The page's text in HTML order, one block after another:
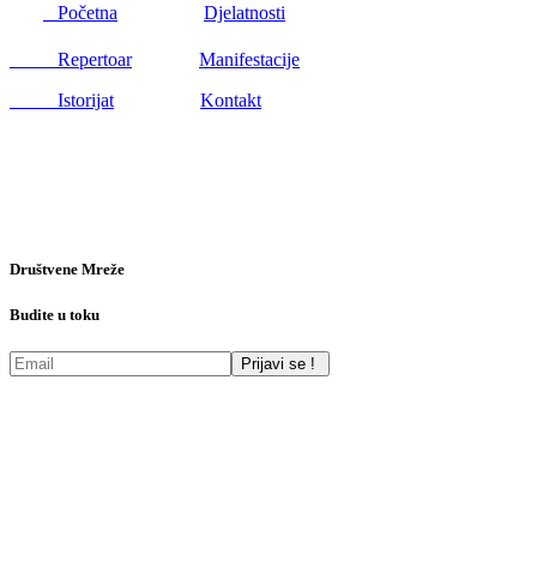
Početna
Djelatnosti
Repertoar
Manifestacije
Istorijat
Kontakt
Društvene Mreže
Budite u toku